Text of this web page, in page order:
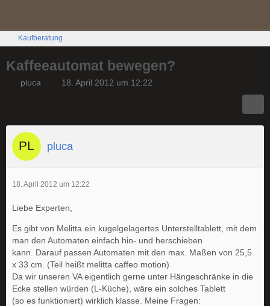
Kaufberatung
Kaffeeautomat bewegen?
pluca 18. April 2012 um 12:22
pluca
18. April 2012 um 12:22
Liebe Experten,
Es gibt von Melitta ein kugelgelagertes Unterstelltablett, mit dem
man den Automaten einfach hin- und herschieben
kann. Darauf passen Automaten mit den max. Maßen von 25,5
x 33 cm. (Teil heißt melitta caffeo motion)
Da wir unseren VA eigentlich gerne unter Hängeschränke in die
Ecke stellen würden (L-Küche), wäre ein solches Tablett
(so es funktioniert) wirklich klasse. Meine Fragen: